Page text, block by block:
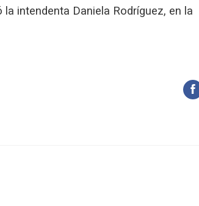
intendenta Daniela Rodríguez, en la